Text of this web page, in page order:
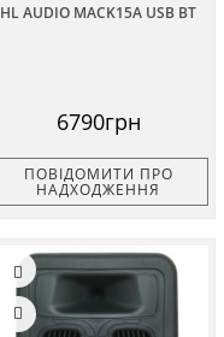
HL AUDIO MACK15A USB BT
6790грн
ПОВІДОМИТИ ПРО
НАДХОДЖЕННЯ